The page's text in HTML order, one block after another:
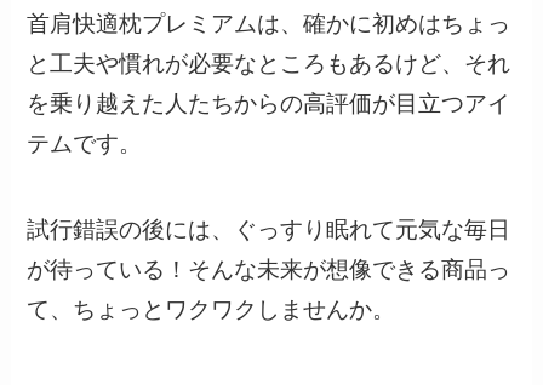
首肩快適枕プレミアムは、確かに初めはちょっ
と工夫や慣れが必要なところもあるけど、それ
を乗り越えた人たちからの高評価が目立つアイ
テムです。
試行錯誤の後には、ぐっすり眠れて元気な毎日
が待っている！そんな未来が想像できる商品っ
て、ちょっとワクワクしませんか。